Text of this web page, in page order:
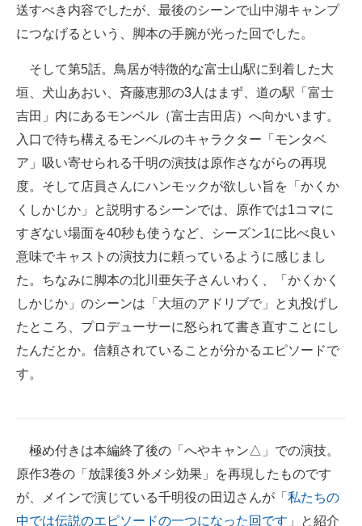
送すべき内容でしたが、最後のシーンで山中湖キャンプ
につなげるという、脚本の手腕が光った回でした。
そして第5話。鳥居が特徴的な富士山駅に到着した大
垣、犬山あおい、斉藤恵那の3人はまず、道の駅「富士
吉田」内にあるモンベル（富士吉田店）へ向かいます。
入口で待ち構えるモンベルのキャラクター「モンタベ
ア」吸い寄せられる千明の演技は原作さながらの再現
度。そして店員さんにハンモックが欲しい旨を「かくか
くしかじか」と説明するシーンでは、原作では1コマに
すぎない場面を40秒も使うなど、シーズン1に比べ良い
意味でキャストの演技力に頼っているように感じまし
た。ちなみに脚本の北川亜矢子さんいわく、「かくかく
しかじか」のシーンは「大垣のアドリブで」と丸投げし
たところ、プロデューサーに怒られて書き直すことにし
たんだとか。信頼されていることが分かるエピソードで
す。
極め付きは本編終了後の「へやキャン△」での演技。
原作3巻の「放課後3 外メシ効果」を再現したものです
が、メインで演じている千明役の田辺さんが「 私たちの
中では伝説のエピソードの一つになった回です 」と紹介